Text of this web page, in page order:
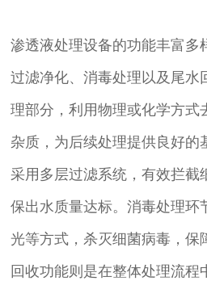
渗透液处理设备的功能丰富多
过滤净化、消毒处理以及尾水
理部分，利用物理或化学方式
杂质，为后续处理提供良好的
采用多层过滤系统，有效拦截
保出水质量达标。消毒处理环
光等方式，杀灭细菌病毒，保
回收功能则是在整体处理流程